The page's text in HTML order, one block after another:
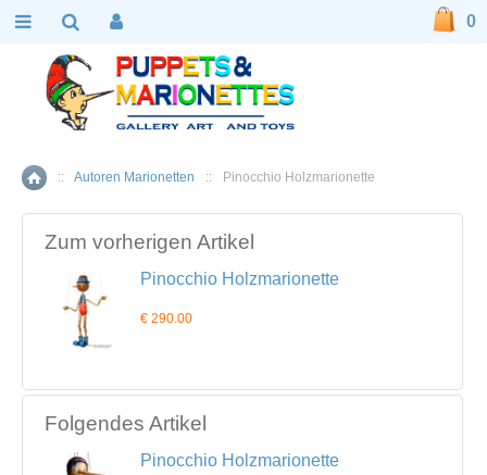
Home
:: Autoren Marionetten :: Pinocchio Holzmarionette
Zum vorherigen Artikel
Pinocchio Holzmarionette
€ 290.00
Folgendes Artikel
Pinocchio Holzmarionette
0